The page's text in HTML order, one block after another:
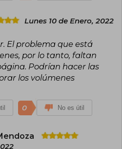
Lunes 10 de Enero, 2022
El problema que está
por lo tanto, faltan
Podrían hacer las
los volúmenes
0 No es útil